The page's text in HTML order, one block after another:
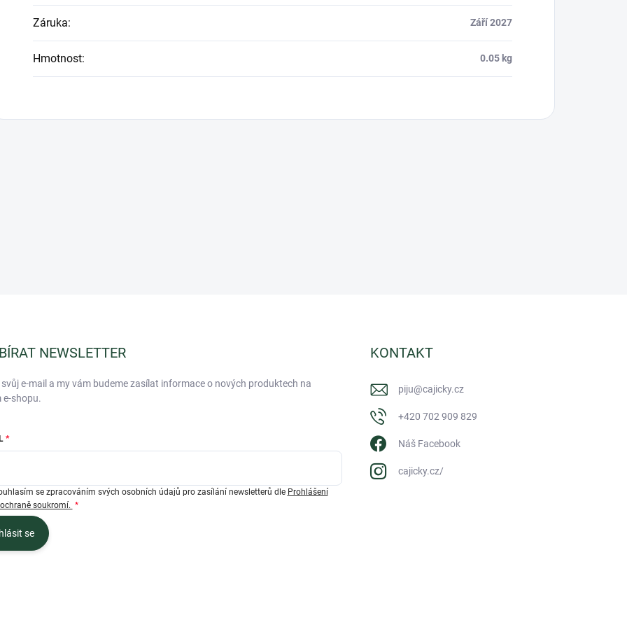
Záruka: Září 2027
Hmotnost: 0.05 kg
NEWSLETTER
e-mail a my vám budeme zasílat informace o nových produktech na
e-shopu.
se zpracováním svých osobních údajů pro zasílání newsletterů dle Prohlášení
soukromí.
se
KONTAKT
piju@cajicky.cz
+420 702 909 829
Náš Facebook
cajicky.cz/